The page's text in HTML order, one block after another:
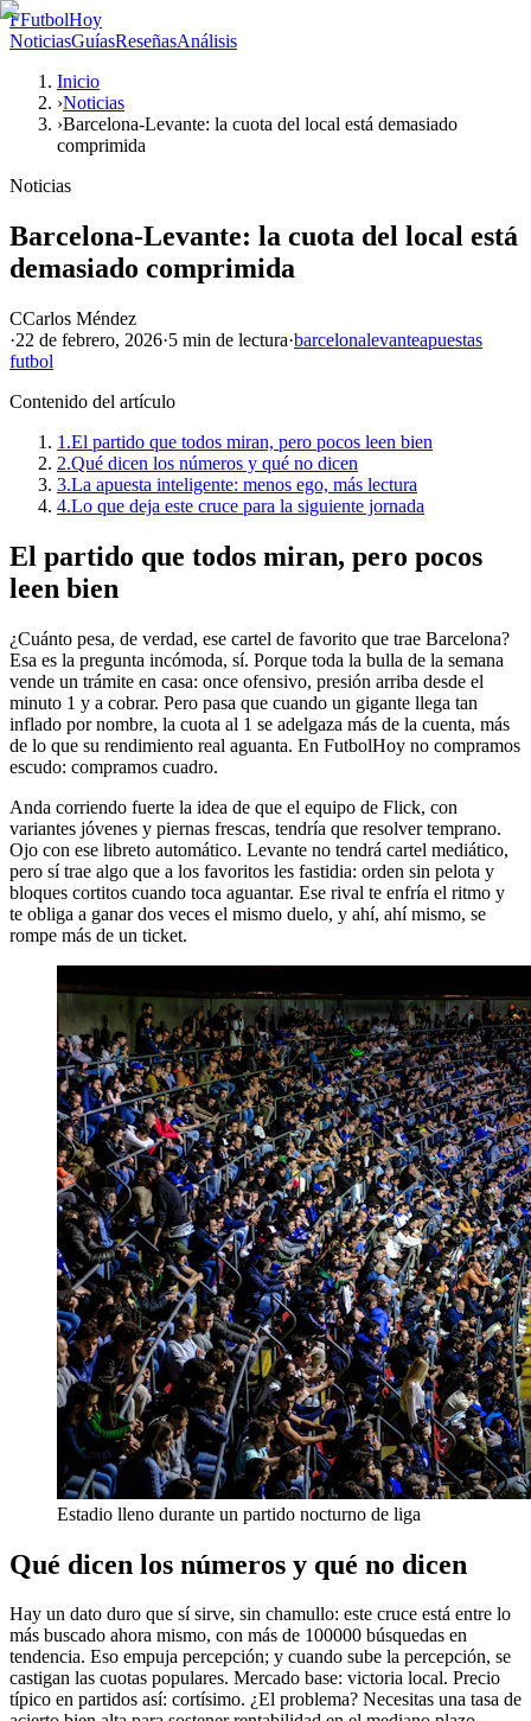
FFutbolHoy
NoticiasGuíasReseñasAnálisis
Inicio
›Noticias
›Barcelona-Levante: la cuota del local está demasiado
comprimida
Noticias
Barcelona-Levante: la cuota del local está
demasiado comprimida
CCarlos Méndez
·22 de febrero, 2026·5 min de lectura·barcelonalevanteapuestas
futbol
Contenido del artículo
1.El partido que todos miran, pero pocos leen bien
2.Qué dicen los números y qué no dicen
3.La apuesta inteligente: menos ego, más lectura
4.Lo que deja este cruce para la siguiente jornada
El partido que todos miran, pero pocos
leen bien
¿Cuánto pesa, de verdad, ese cartel de favorito que trae Barcelona?
Esa es la pregunta incómoda, sí. Porque toda la bulla de la semana
vende un trámite en casa: once ofensivo, presión arriba desde el
minuto 1 y a cobrar. Pero pasa que cuando un gigante llega tan
inflado por nombre, la cuota al 1 se adelgaza más de la cuenta, más
de lo que su rendimiento real aguanta. En FutbolHoy no compramos
escudo: compramos cuadro.
Anda corriendo fuerte la idea de que el equipo de Flick, con
variantes jóvenes y piernas frescas, tendría que resolver temprano.
Ojo con ese libreto automático. Levante no tendrá cartel mediático,
pero sí trae algo que a los favoritos les fastidia: orden sin pelota y
bloques cortitos cuando toca aguantar. Ese rival te enfría el ritmo y
te obliga a ganar dos veces el mismo duelo, y ahí, ahí mismo, se
rompe más de un ticket.
Estadio lleno durante un partido nocturno de liga
Qué dicen los números y qué no dicen
Hay un dato duro que sí sirve, sin chamullo: este cruce está entre lo
más buscado ahora mismo, con más de 100000 búsquedas en
tendencia. Eso empuja percepción; y cuando sube la percepción, se
castigan las cuotas populares. Mercado base: victoria local. Precio
típico en partidos así: cortísimo. ¿El problema? Necesitas una tasa de